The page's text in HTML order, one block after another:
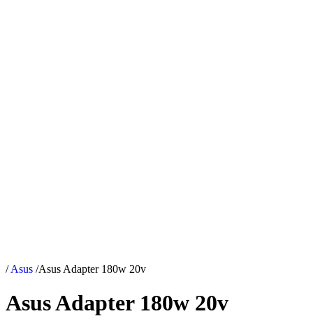
/ Asus /Asus Adapter 180w 20v
Asus Adapter 180w 20v